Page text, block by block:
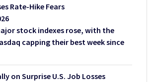
Rate-Hike Fears
stock indexes rose, with the
capping their best week since
on Surprise U.S. Job Losses